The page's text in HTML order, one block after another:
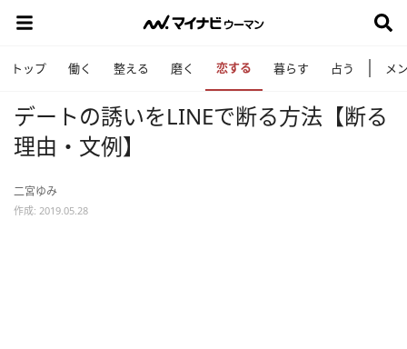
トップ 働く 整える 磨く 恋する 暮らす 占う メ
デートの誘いをLINEで断る方法【断る
理由・文例】
二宮ゆみ
作成: 2019.05.28